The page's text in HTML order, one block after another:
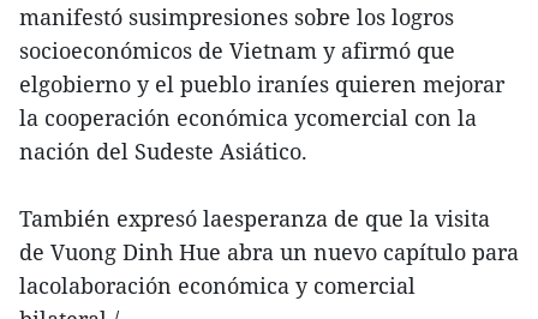
manifestó susimpresiones sobre los logros
socioeconómicos de Vietnam y afirmó que
elgobierno y el pueblo iraníes quieren mejorar
la cooperación económica ycomercial con la
nación del Sudeste Asiático.
También expresó laesperanza de que la visita
de Vuong Dinh Hue abra un nuevo capítulo para
lacolaboración económica y comercial